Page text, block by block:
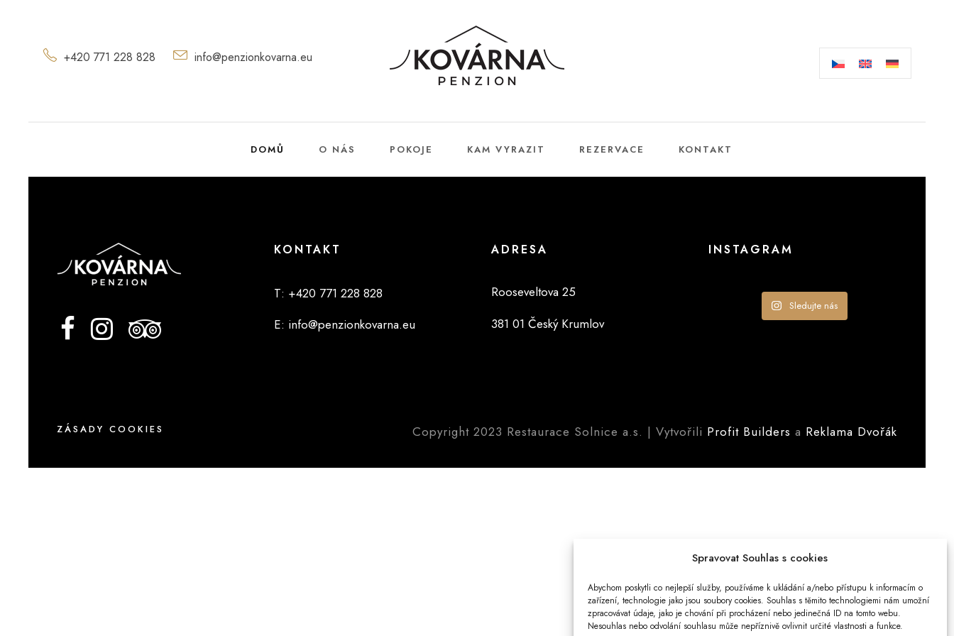
Spravovat Souhlas s cookies
Abychom poskytli co nejlepší služby, používáme k ukládání a/nebo přístupu k informacím o
zařízení, technologie jako jsou soubory cookies. Souhlas s těmito technologiemi nám umožní
zpracovávat údaje, jako je chování při procházení nebo jedinečná ID na tomto webu.
Nesouhlas nebo odvolání souhlasu může nepříznivě ovlivnit určité vlastnosti a funkce.
+420 771 228 828 info@penzionkovarna.eu
DOMŮ O NÁS POKOJE KAM VYRAZIT REZERVACE KONTAKT
KONTAKT
T: +420 771 228 828
E: info@penzionkovarna.eu
ADRESA
Rooseveltova 25
381 01 Český Krumlov
INSTAGRAM
Sledujte nás
ZÁSADY COOKIES Copyright 2023 Restaurace Solnice a.s. | Vytvořili Profit Builders a Reklama Dvořák